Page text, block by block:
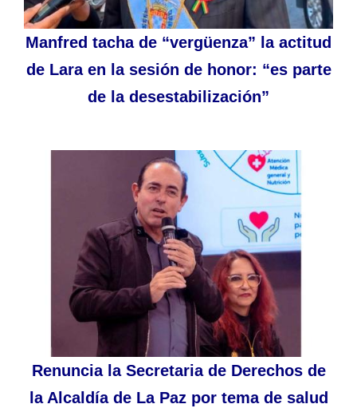
Manfred tacha de “vergüenza” la actitud
de Lara en la sesión de honor: “es parte
de la desestabilización”
Renuncia la Secretaria de Derechos de
la Alcaldía de La Paz por tema de salud